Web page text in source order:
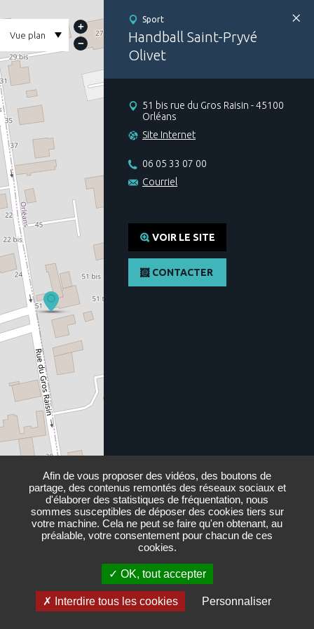
Afin de vous proposer des vidéos, des boutons de
partage, des contenus remontés des réseaux sociaux et
d'élaborer des statistiques de fréquentation, nous
sommes susceptibles de déposer des cookies tiers sur
votre machine. Cela ne peut se faire qu'en obtenant, au
préalable, votre consentement pour chacun de ces
cookies.
OK, tout accepter
Interdire tous les cookies Personnaliser
principal
+
−
Sport
Handball Saint-Pryvé
Olivet
51 bis rue du Gros Raisin - 45100
Orléans
Site Internet
06 05 33 07 00
Courriel
VOIR LE SITE
CONTACTER